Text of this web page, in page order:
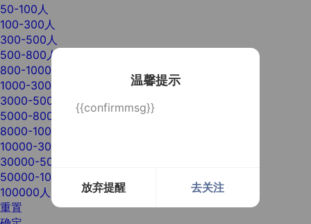
温馨提示
{{confirmmsg}}
放弃提醒 去关注
50-100人
100-300人
300-500人
500-800人
800-1000人
1000-3000人
3000-5000人
5000-8000人
8000-10000人
10000-30000人
30000-50000人
50000-100000人
100000人以上
重置